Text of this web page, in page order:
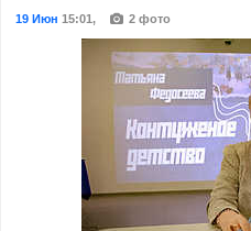
19 Июн 15:01, 2 фото